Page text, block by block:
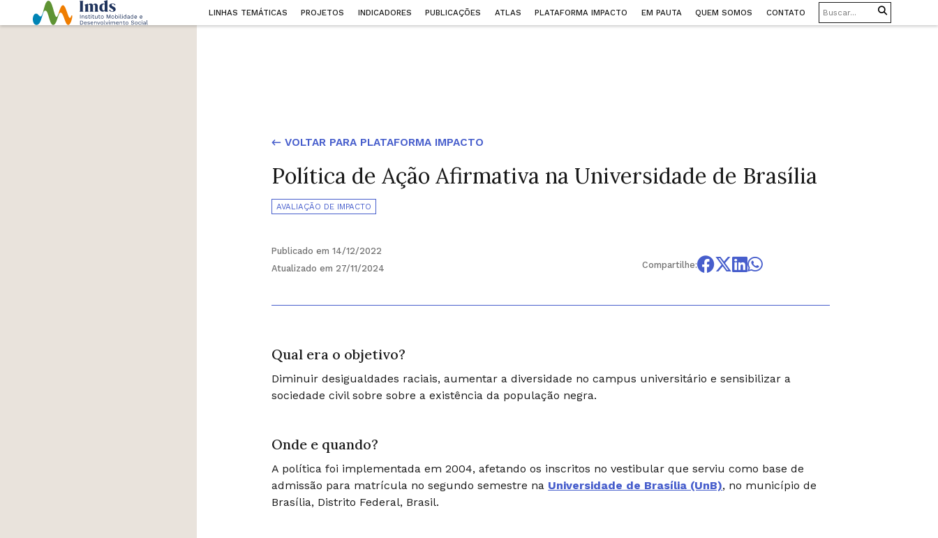
LINHAS TEMÁTICAS PROJETOS INDICADORES PUBLICAÇÕES ATLAS PLATAFORMA IMPACTO EM PAUTA QUEM SOMOS CONTATO
← VOLTAR PARA PLATAFORMA IMPACTO
Política de Ação Afirmativa na Universidade de Brasília
AVALIAÇÃO DE IMPACTO
Publicado em 14/12/2022
Atualizado em 27/11/2024
Compartilhe:
Qual era o objetivo?
Diminuir desigualdades raciais, aumentar a diversidade no campus universitário e sensibilizar a
sociedade civil sobre sobre a existência da população negra.
Onde e quando?
A política foi implementada em 2004, afetando os inscritos no vestibular que serviu como base de
admissão para matrícula no segundo semestre na Universidade de Brasília (UnB), no município de
Brasília, Distrito Federal, Brasil.